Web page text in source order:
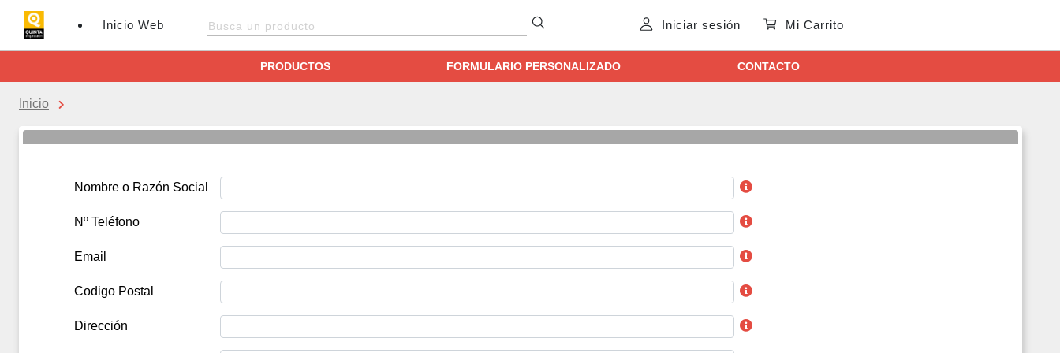
Inicio Web Iniciar sesión Mi Carrito
PRODUCTOS FORMULARIO PERSONALIZADO CONTACTO
Inicio
Nombre o Razón Social
Nº Teléfono
Email
Codigo Postal
Dirección